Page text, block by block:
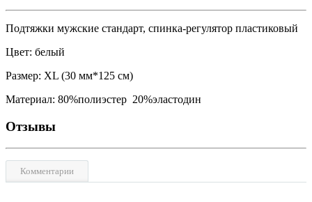
Подтяжки мужские стандарт, спинка-регулятор пластиковый
Цвет: белый
Размер: XL (30 мм*125 см)
Материал: 80%полиэстер 20%эластодин
Отзывы
Комментарии